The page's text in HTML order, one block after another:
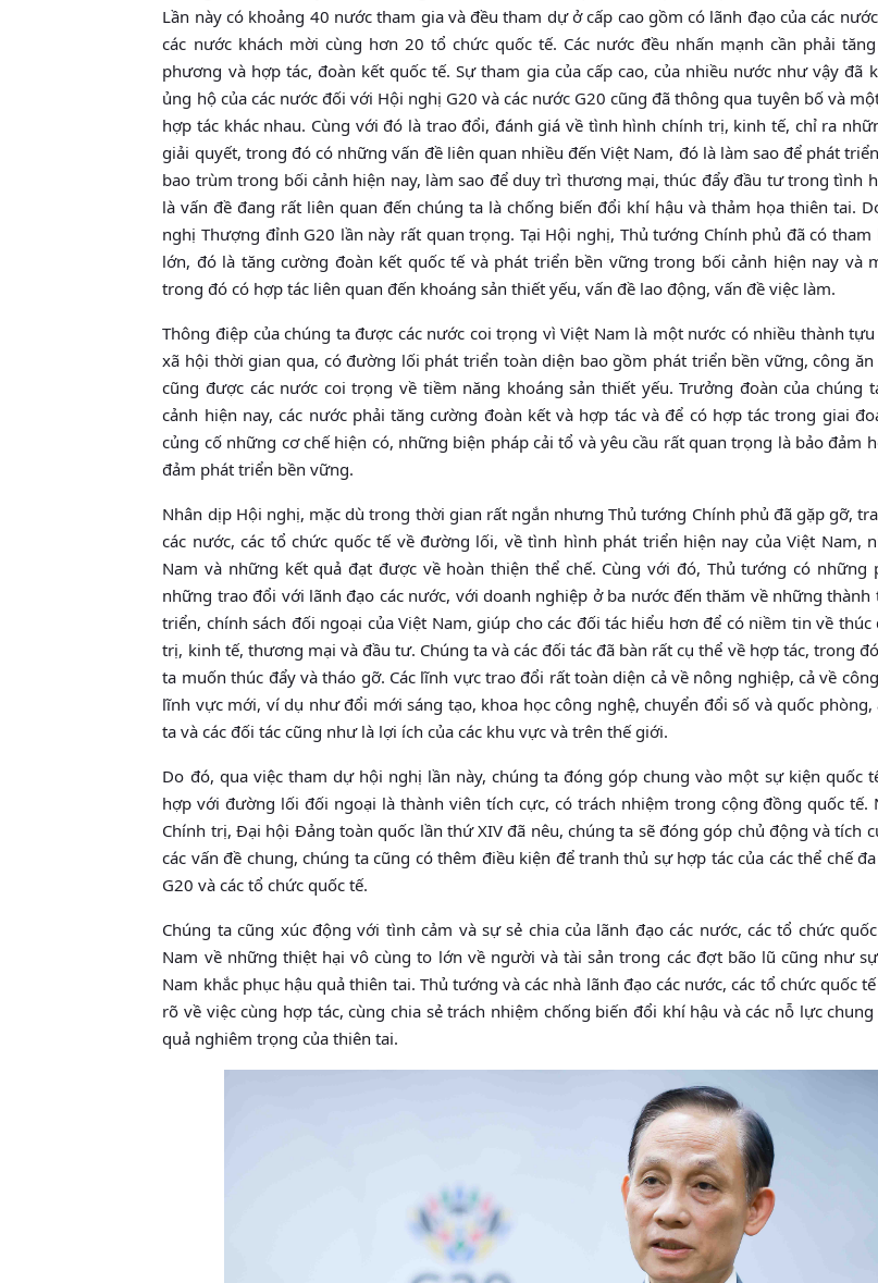
Lần này có khoảng 40 nước tham gia và đều tham dự ở cấp cao gồm có lãnh đạo của các
các nước khách mời cùng hơn 20 tổ chức quốc tế. Các nước đều nhấn mạnh cần phải
phương và hợp tác, đoàn kết quốc tế. Sự tham gia của cấp cao, của nhiều nước như vậy đã
ủng hộ của các nước đối với Hội nghị G20 và các nước G20 cũng đã thông qua tuyên bố và
hợp tác khác nhau. Cùng với đó là trao đổi, đánh giá về tình hình chính trị, kinh tế, chỉ ra
giải quyết, trong đó có những vấn đề liên quan nhiều đến Việt Nam, đó là làm sao để phát
bao trùm trong bối cảnh hiện nay, làm sao để duy trì thương mại, thúc đẩy đầu tư trong tình
là vấn đề đang rất liên quan đến chúng ta là chống biến đổi khí hậu và thảm họa thiên tai.
nghị Thượng đỉnh G20 lần này rất quan trọng. Tại Hội nghị, Thủ tướng Chính phủ đã có
lớn, đó là tăng cường đoàn kết quốc tế và phát triển bền vững trong bối cảnh hiện nay và
trong đó có hợp tác liên quan đến khoáng sản thiết yếu, vấn đề lao động, vấn đề việc làm.
Thông điệp của chúng ta được các nước coi trọng vì Việt Nam là một nước có nhiều thành
xã hội thời gian qua, có đường lối phát triển toàn diện bao gồm phát triển bền vững, công ăn
cũng được các nước coi trọng về tiềm năng khoáng sản thiết yếu. Trưởng đoàn của chúng
cảnh hiện nay, các nước phải tăng cường đoàn kết và hợp tác và để có hợp tác trong giai
củng cố những cơ chế hiện có, những biện pháp cải tổ và yêu cầu rất quan trọng là bảo đảm
đảm phát triển bền vững.
Nhân dịp Hội nghị, mặc dù trong thời gian rất ngắn nhưng Thủ tướng Chính phủ đã gặp gỡ,
các nước, các tổ chức quốc tế về đường lối, về tình hình phát triển hiện nay của Việt Nam,
Nam và những kết quả đạt được về hoàn thiện thể chế. Cùng với đó, Thủ tướng có những
những trao đổi với lãnh đạo các nước, với doanh nghiệp ở ba nước đến thăm về những
triển, chính sách đối ngoại của Việt Nam, giúp cho các đối tác hiểu hơn để có niềm tin về thúc
trị, kinh tế, thương mại và đầu tư. Chúng ta và các đối tác đã bàn rất cụ thể về hợp tác, trong
ta muốn thúc đẩy và tháo gỡ. Các lĩnh vực trao đổi rất toàn diện cả về nông nghiệp, cả về
lĩnh vực mới, ví dụ như đổi mới sáng tạo, khoa học công nghệ, chuyển đổi số và quốc
ta và các đối tác cũng như là lợi ích của các khu vực và trên thế giới.
Do đó, qua việc tham dự hội nghị lần này, chúng ta đóng góp chung vào một sự kiện quốc
hợp với đường lối đối ngoại là thành viên tích cực, có trách nhiệm trong cộng đồng quốc tế.
Chính trị, Đại hội Đảng toàn quốc lần thứ XIV đã nêu, chúng ta sẽ đóng góp chủ động và tích
các vấn đề chung, chúng ta cũng có thêm điều kiện để tranh thủ sự hợp tác của các thể chế
G20 và các tổ chức quốc tế.
Chúng ta cũng xúc động với tình cảm và sự sẻ chia của lãnh đạo các nước, các tổ chức
Nam về những thiệt hại vô cùng to lớn về người và tài sản trong các đợt bão lũ cũng như
Nam khắc phục hậu quả thiên tai. Thủ tướng và các nhà lãnh đạo các nước, các tổ chức quốc
rõ về việc cùng hợp tác, cùng chia sẻ trách nhiệm chống biến đổi khí hậu và các nỗ lực
quả nghiêm trọng của thiên tai.